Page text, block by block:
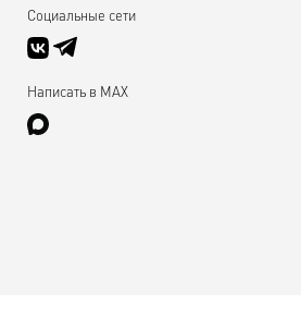
Социальные сети
Написать в MAX